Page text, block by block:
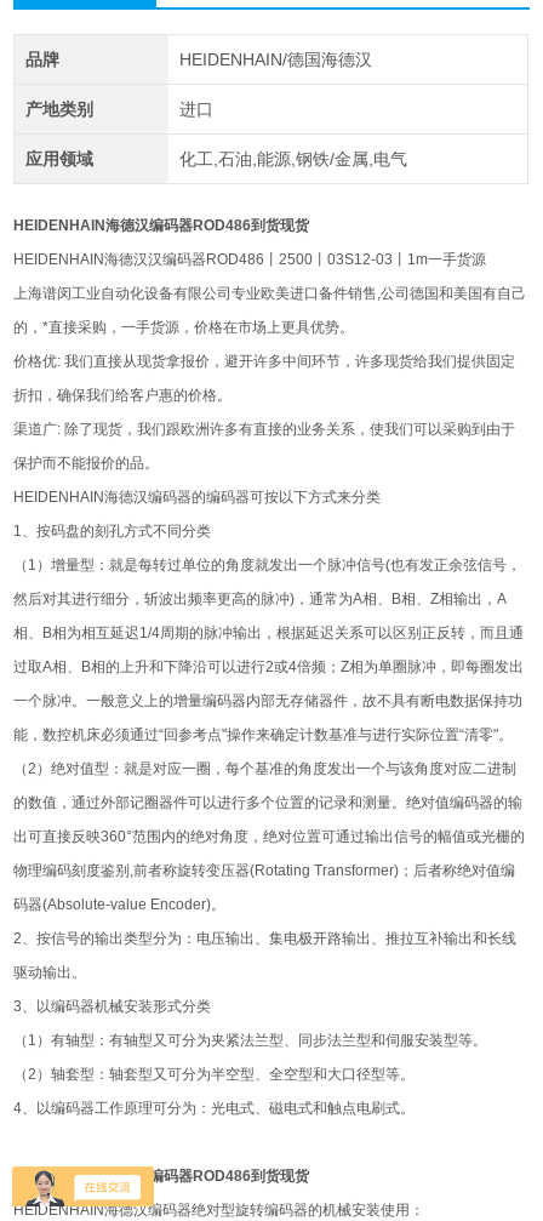
品牌 HEIDENHAIN/德国海德汉
产地类别 进口
应用领域 化工,石油,能源,钢铁/金属,电气
HEIDENHAIN海德汉编码器ROD486到货现货
HEIDENHAIN海德汉汉编码器ROD486丨2500丨03S12-03丨1m一手货源
上海谱闵工业自动化设备有限公司专业欧美进口备件销售,公司德国和美国有自己
的，*直接采购，一手货源，价格在市场上更具优势。
价格优: 我们直接从现货拿报价，避开许多中间环节，许多现货给我们提供固定
折扣，确保我们给客户惠的价格。
渠道广: 除了现货，我们跟欧洲许多有直接的业务关系，使我们可以采购到由于
保护而不能报价的品。
HEIDENHAIN海德汉编码器的编码器可按以下方式来分类
1、按码盘的刻孔方式不同分类
（1）增量型：就是每转过单位的角度就发出一个脉冲信号(也有发正余弦信号，
然后对其进行细分，斩波出频率更高的脉冲)，通常为A相、B相、Z相输出，A
相、B相为相互延迟1/4周期的脉冲输出，根据延迟关系可以区别正反转，而且通
过取A相、B相的上升和下降沿可以进行2或4倍频；Z相为单圈脉冲，即每圈发出
一个脉冲。一般意义上的增量编码器内部无存储器件，故不具有断电数据保持功
能，数控机床必须通过“回参考点"操作来确定计数基准与进行实际位置“清零"。
（2）绝对值型：就是对应一圈，每个基准的角度发出一个与该角度对应二进制
的数值，通过外部记圈器件可以进行多个位置的记录和测量。绝对值编码器的输
出可直接反映360°范围内的绝对角度，绝对位置可通过输出信号的幅值或光栅的
物理编码刻度鉴别,前者称旋转变压器(Rotating Transformer)；后者称绝对值编
码器(Absolute-value Encoder)。
2、按信号的输出类型分为：电压输出、集电极开路输出、推拉互补输出和长线
驱动输出。
3、以编码器机械安装形式分类
（1）有轴型：有轴型又可分为夹紧法兰型、同步法兰型和伺服安装型等。
（2）轴套型：轴套型又可分为半空型、全空型和大口径型等。
4、以编码器工作原理可分为：光电式、磁电式和触点电刷式。
HEIDENHAIN海德汉编码器ROD486到货现货
HEIDENHAIN海德汉编码器绝对型旋转编码器的机械安装使用：